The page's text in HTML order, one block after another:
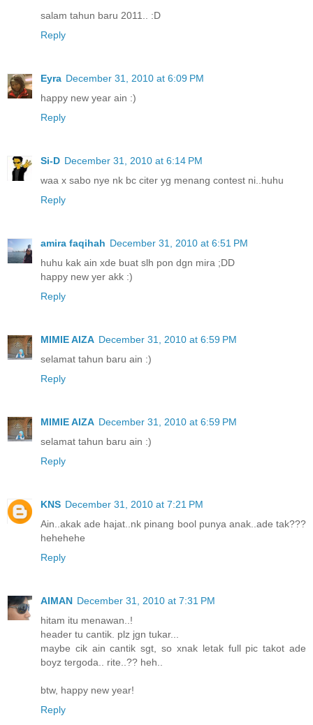
salam tahun baru 2011.. :D
Reply
Eyra December 31, 2010 at 6:09 PM
happy new year ain :)
Reply
Si-D December 31, 2010 at 6:14 PM
waa x sabo nye nk bc citer yg menang contest ni..huhu
Reply
amira faqihah December 31, 2010 at 6:51 PM
huhu kak ain xde buat slh pon dgn mira ;DD
happy new yer akk :)
Reply
MIMIE AIZA December 31, 2010 at 6:59 PM
selamat tahun baru ain :)
Reply
MIMIE AIZA December 31, 2010 at 6:59 PM
selamat tahun baru ain :)
Reply
KNS December 31, 2010 at 7:21 PM
Ain..akak ade hajat..nk pinang bool punya anak..ade tak???
hehehehe
Reply
AIMAN December 31, 2010 at 7:31 PM
hitam itu menawan..!
header tu cantik. plz jgn tukar...
maybe cik ain cantik sgt, so xnak letak full pic takot ade
boyz tergoda.. rite..?? heh..
btw, happy new year!
Reply